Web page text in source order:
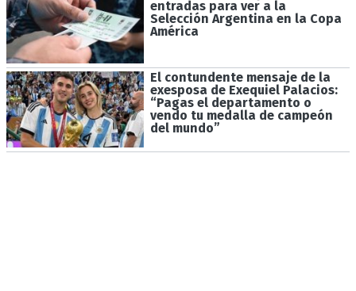
entradas para ver a la
Selección Argentina en la Copa
América
El contundente mensaje de la
exesposa de Exequiel Palacios:
“Pagas el departamento o
vendo tu medalla de campeón
del mundo”